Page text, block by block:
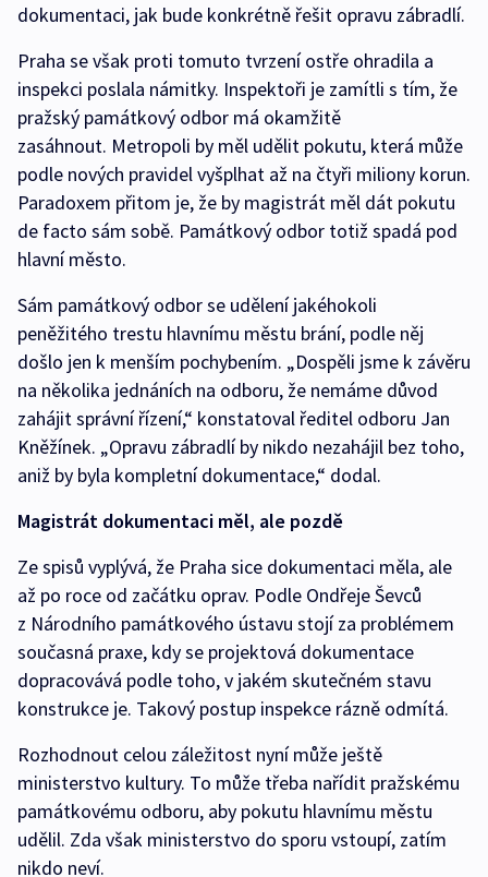
dokumentaci, jak bude konkrétně řešit opravu zábradlí.
Praha se však proti tomuto tvrzení ostře ohradila a
inspekci poslala námitky. Inspektoři je zamítli s tím, že
pražský památkový odbor má okamžitě
zasáhnout. Metropoli by měl udělit pokutu, která může
podle nových pravidel vyšplhat až na čtyři miliony korun.
Paradoxem přitom je, že by magistrát měl dát pokutu
de facto sám sobě. Památkový odbor totiž spadá pod
hlavní město.
Sám památkový odbor se udělení jakéhokoli
peněžitého trestu hlavnímu městu brání, podle něj
došlo jen k menším pochybením. „Dospěli jsme k závěru
na několika jednáních na odboru, že nemáme důvod
zahájit správní řízení,“ konstatoval ředitel odboru Jan
Kněžínek. „Opravu zábradlí by nikdo nezahájil bez toho,
aniž by byla kompletní dokumentace,“ dodal.
Magistrát dokumentaci měl, ale pozdě
Ze spisů vyplývá, že Praha sice dokumentaci měla, ale
až po roce od začátku oprav. Podle Ondřeje Ševců
z Národního památkového ústavu stojí za problémem
současná praxe, kdy se projektová dokumentace
dopracovává podle toho, v jakém skutečném stavu
konstrukce je. Takový postup inspekce rázně odmítá.
Rozhodnout celou záležitost nyní může ještě
ministerstvo kultury. To může třeba nařídit pražskému
památkovému odboru, aby pokutu hlavnímu městu
udělil. Zda však ministerstvo do sporu vstoupí, zatím
nikdo neví.